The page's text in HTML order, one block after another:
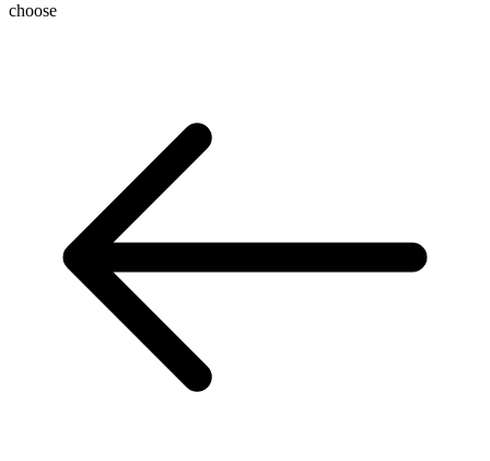
choose